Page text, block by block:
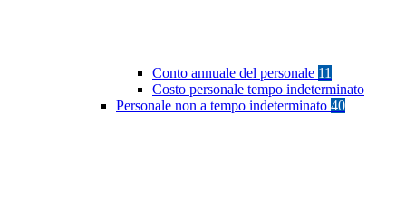
Conto annuale del personale 11
Costo personale tempo indeterminato
Personale non a tempo indeterminato 40